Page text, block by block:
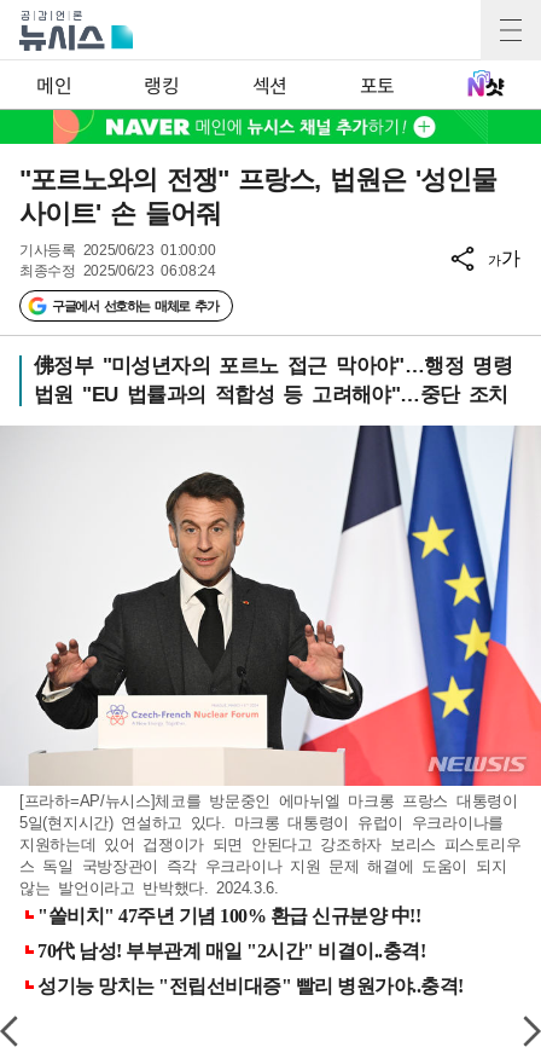
메인 랭킹 섹션 포토
"포르노와의 전쟁" 프랑스, 법원은 '성인물
사이트' 손 들어줘
기사등록 2025/06/23 01:00:00
최종수정 2025/06/23 06:08:24
구글에서 선호하는 매체로 추가
가가
佛정부 "미성년자의 포르노 접근 막아야"…행정 명령
법원 "EU 법률과의 적합성 등 고려해야"…중단 조치
[프라하=AP/뉴시스]체코를 방문중인 에마뉘엘 마크롱 프랑스 대통령이
5일(현지시간) 연설하고 있다. 마크롱 대통령이 유럽이 우크라이나를
지원하는데 있어 겁쟁이가 되면 안된다고 강조하자 보리스 피스토리우
스 독일 국방장관이 즉각 우크라이나 지원 문제 해결에 도움이 되지
않는 발언이라고 반박했다. 2024.3.6.